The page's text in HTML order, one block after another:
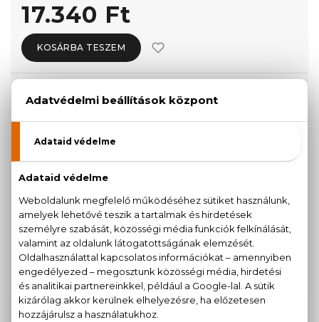
17.340 Ft
KOSÁRBA TESZEM
KISZERELÉS KIVÁLASZTÁSA
13.390 Ft
14.560 Ft
100 ml
17.340 Ft
KAPCSOLÓDÓ TERMÉKEK
100% eredeti termékek,14 napos visszaküldési